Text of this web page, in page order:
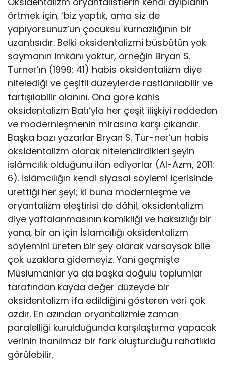
örtmek için, ‘biz yaptık, ama siz de
yapıyorsunuz’un çocuksu kurnazlığının bir
uzantısıdır. Belki oksidentalizmi büsbütün yok
saymanın imkânı yoktur, örneğin Bryan S.
Turner’ın (1999: 41) habis oksidentalizm diye
nitelediği ve çeşitli düzeylerde rastlanılabilir ve
tartışı­labilir olanını. Ona göre kahis
oksidentalizm Batı’yla her çeşit ilişkiyi reddeden
ve modernleşmenin mirasına karşı çıkandır.
Başka bazı yazarlar Bryan S. Tur-ner’un habis
oksidentalizm olarak nitelendirdikleri şeyin
islâmcılık olduğunu ilan ediyorlar (Al-Azm, 2011:
6). İslâmcılığın kendi siyasal söylemi içerisinde
ürettiği her şeyi; ki buna modernleşme ve
oryantalizm eleştirisi de dâhil, oksi­dentalizm
diye yaftalanmasının komikliği ve haksızlığı bir
yana, bir an için İs­lamcılığı oksidentalizm
söylemini üreten bir şey olarak varsaysak bile
çok uzak­lara gidemeyiz. Yani geçmişte
Müslümanlar ya da başka doğulu toplumlar
tara­fından kayda değer düzeyde bir
oksidentalizm ifa edildiğini gösteren veri çok
az­dır. En azından oryantalizmle zaman
paralelliği kurulduğunda karşılaştırma ya­pacak
verinin inanılmaz bir fark oluşturduğu rahatlıkla
görülebilir.